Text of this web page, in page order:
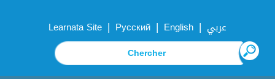
Learnata Site | Русский | English | عربي